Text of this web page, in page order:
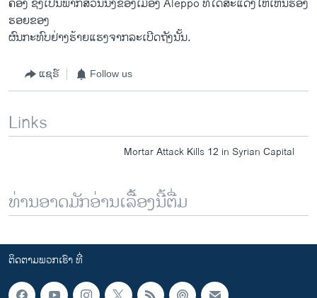
ຮອຍຂອງ
ຜົນກະທົບຢ່າງຮ້າຍ​ແຮງ​ຈາກ​ລະ​ເບີດຖັງນັ້ນ.
ແຊຣ໌ Follow us
Links
Mortar Attack Kills 12 in Syrian Capital
ທ່ານອາດມັກອ່ານເລື້ອງນີ້ຕື່ມ
ຕິດຕາມພວກເຮົາ ທີ່